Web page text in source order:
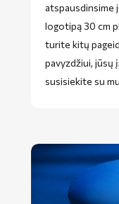
atspausdinsime
logotipą 30 cm
turite kitų
pavyzdžiui, jūsų
susisiekite su